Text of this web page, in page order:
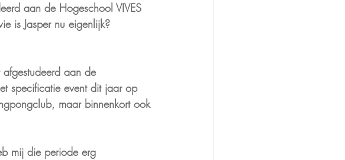
aan de Hogeschool VIVES
is Jasper nu eigenlijk?
aan de
specificatie event dit jaar op
maar binnenkort ook
mij die periode erg